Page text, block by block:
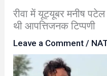
रीवा में यूट्यूबर मनीष पटेल
थी आपत्तिजनक टिप्पणी
Leave a Comment /